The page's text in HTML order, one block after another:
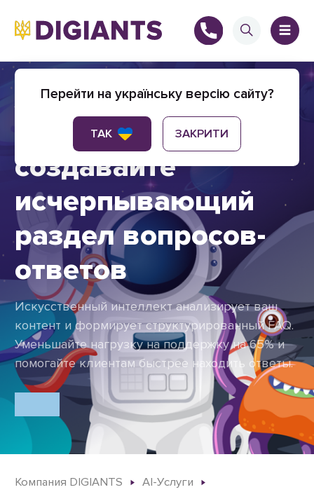
AI-FAQ помощник:
автоматически
создавайте
исчерпывающий
раздел вопросов-
ответов
Искусственный интеллект анализирует ваш
контент и формирует структурированный FAQ.
Уменьшайте нагрузку на поддержку на 65% и
помогайте клиентам быстрее находить ответы.
Компания DIGIANTS
AI-Услуги
+
Перейти на українську версію сайту?
ЗАКРИТИ
ТАК